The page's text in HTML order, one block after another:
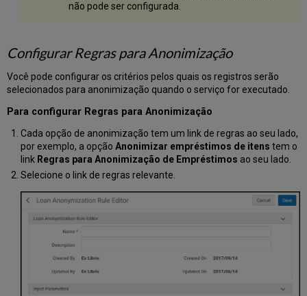
não pode ser configurada.
Configurar Regras para Anonimização
Você pode configurar os critérios pelos quais os registros serão
selecionados para anonimização quando o serviço for executado.
Para configurar Regras para Anonimização
Cada opção de anonimização tem um link de regras ao seu lado,
por exemplo, a opção Anonimizar empréstimos de itens tem o
link Regras para Anonimização de Empréstimos ao seu lado.
Selecione o link de regras relevante.